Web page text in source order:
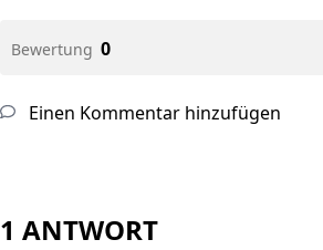
Bewertung 0
Einen Kommentar hinzufügen
1 ANTWORT